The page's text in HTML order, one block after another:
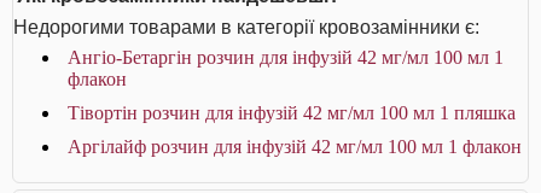
Недорогими товарами в категорії кровозамінники є:
Ангіо-Бетаргін розчин для інфузій 42 мг/мл 100 мл 1
флакон
Тівортін розчин для інфузій 42 мг/мл 100 мл 1 пляшка
Аргілайф розчин для інфузій 42 мг/мл 100 мл 1 флакон